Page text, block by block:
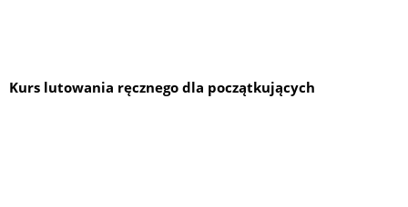
Kurs lutowania ręcznego dla początkujących